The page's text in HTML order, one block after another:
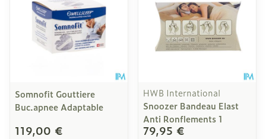
Somnofit Gouttiere
Buc.apnee Adaptable
119,00 €
HWB International
Snoozer Bandeau Elast
Anti Ronflements 1
79,95 €